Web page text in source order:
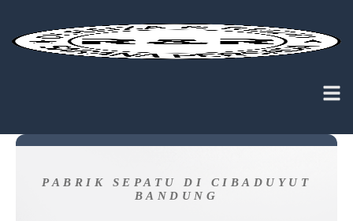
PABRIK SEPATU DI CIBADUYUT
BANDUNG